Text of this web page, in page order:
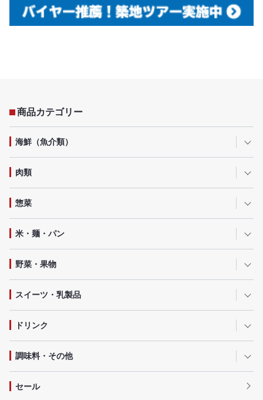
商品カテゴリー
海鮮（魚介類）
肉類
惣菜
米・麺・パン
野菜・果物
スイーツ・乳製品
ドリンク
調味料・その他
セール